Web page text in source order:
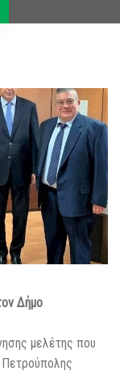
Δήμο
μελέτης που